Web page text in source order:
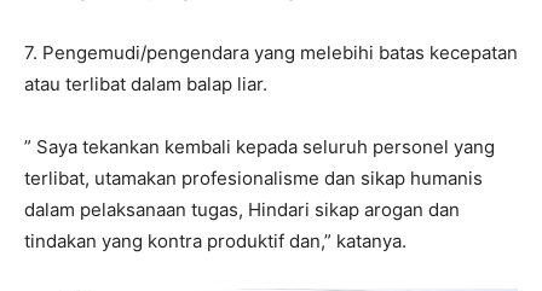
7. Pengemudi/pengendara yang melebihi batas kecepatan
atau terlibat dalam balap liar.
” Saya tekankan kembali kepada seluruh personel yang
terlibat, utamakan profesionalisme dan sikap humanis
dalam pelaksanaan tugas, Hindari sikap arogan dan
tindakan yang kontra produktif dan,” katanya.